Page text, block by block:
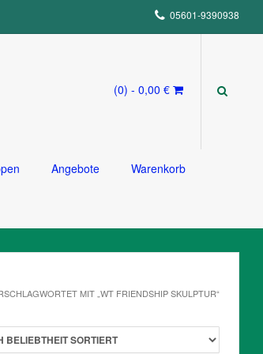
05601-9390938
(0) - 0,00 €
Angebote Warenkorb
MIT „WT FRIENDSHIP SKULPTUR“